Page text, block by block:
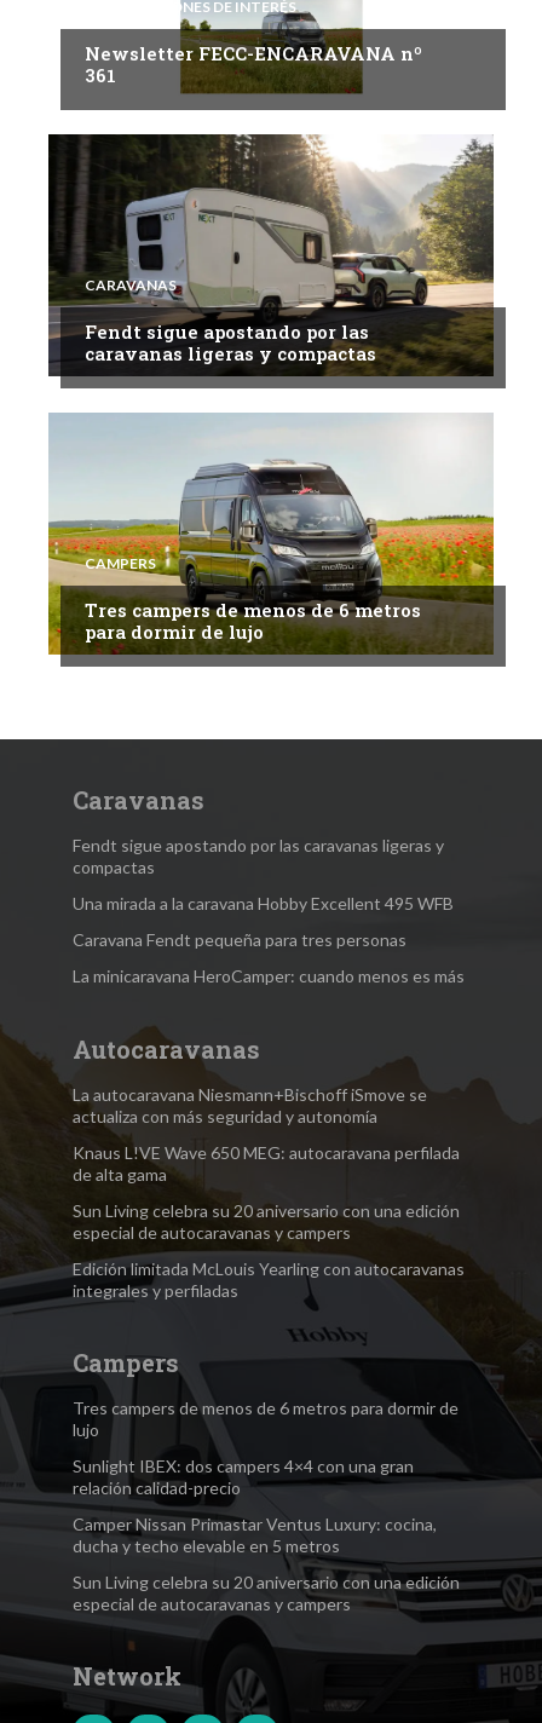
INFORMACIONES DE INTERÉS
Newsletter FECC-ENCARAVANA nº
361
CARAVANAS
Fendt sigue apostando por las
caravanas ligeras y compactas
CAMPERS
Tres campers de menos de 6 metros
para dormir de lujo
Caravanas
Fendt sigue apostando por las caravanas ligeras y
compactas
Una mirada a la caravana Hobby Excellent 495 WFB
Caravana Fendt pequeña para tres personas
La minicaravana HeroCamper: cuando menos es más
Autocaravanas
La autocaravana Niesmann+Bischoff iSmove se
actualiza con más seguridad y autonomía
Knaus L!VE Wave 650 MEG: autocaravana perfilada
de alta gama
Sun Living celebra su 20 aniversario con una edición
especial de autocaravanas y campers
Edición limitada McLouis Yearling con autocaravanas
integrales y perfiladas
Campers
Tres campers de menos de 6 metros para dormir de
lujo
Sunlight IBEX: dos campers 4×4 con una gran
relación calidad-precio
Camper Nissan Primastar Ventus Luxury: cocina,
ducha y techo elevable en 5 metros
Sun Living celebra su 20 aniversario con una edición
especial de autocaravanas y campers
Network